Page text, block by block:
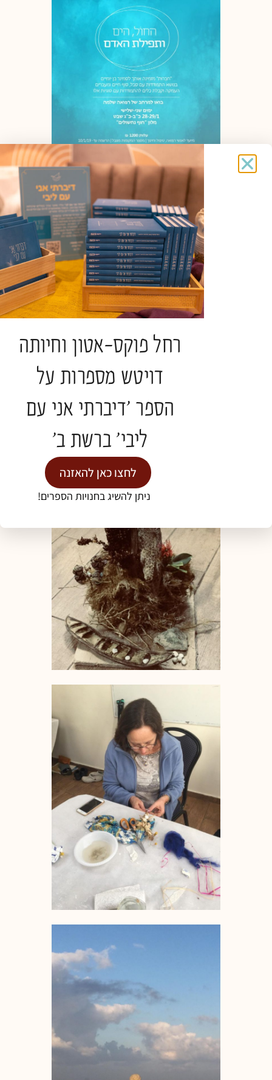
רחל פוקס-אטון וחיותה
דויטש מספרות על
הספר 'דיברתי אני עם
ליבי' ברשת ב'
לחצו כאן להאזנה
ניתן להשיג בחנויות הספרים!